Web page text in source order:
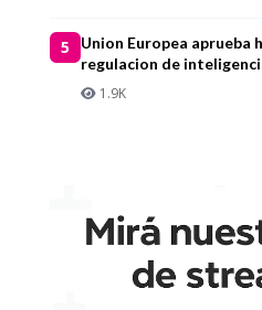
5
Union Europea aprueba
regulacion de
1.9K